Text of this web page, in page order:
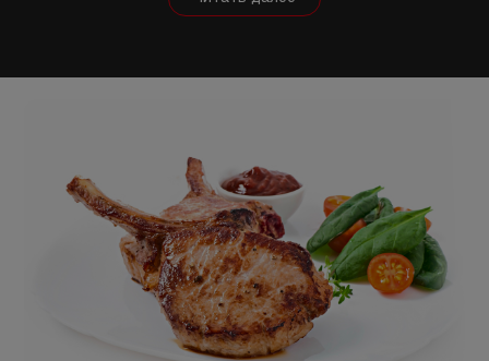
зависимости от животного свойства продукта
подходит для шашлыка, а мясо перепела отлично